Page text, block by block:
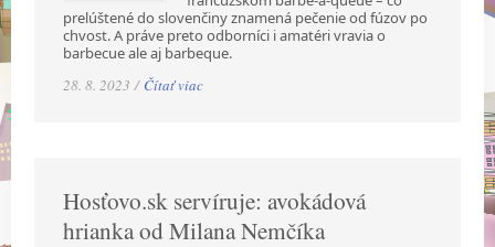
prelúštené do slovenčiny znamená pečenie od fúzov po
chvost. A práve preto odborníci i amatéri vravia o
barbecue ale aj barbeque.
28. 8. 2023 / Čítať viac
Hosťovo.sk servíruje: avokádová
hrianka od Milana Nemčíka